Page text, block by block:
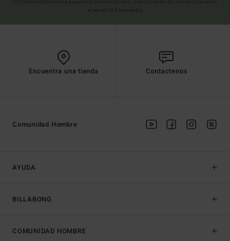
Encuentra una tienda Contactenos
AYUDA
BILLABONG
Comunidad Hombre
COMUNIDAD HOMBRE